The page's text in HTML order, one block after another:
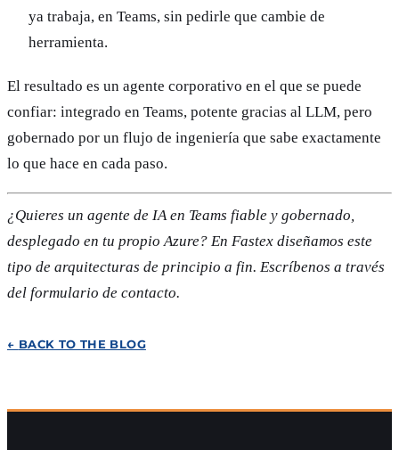
ya trabaja, en Teams, sin pedirle que cambie de
herramienta.
El resultado es un agente corporativo en el que se puede
confiar: integrado en Teams, potente gracias al LLM, pero
gobernado por un flujo de ingeniería que sabe exactamente
lo que hace en cada paso.
¿Quieres un agente de IA en Teams fiable y gobernado,
desplegado en tu propio Azure? En Fastex diseñamos este
tipo de arquitecturas de principio a fin. Escríbenos a través
del formulario de contacto.
← BACK TO THE BLOG